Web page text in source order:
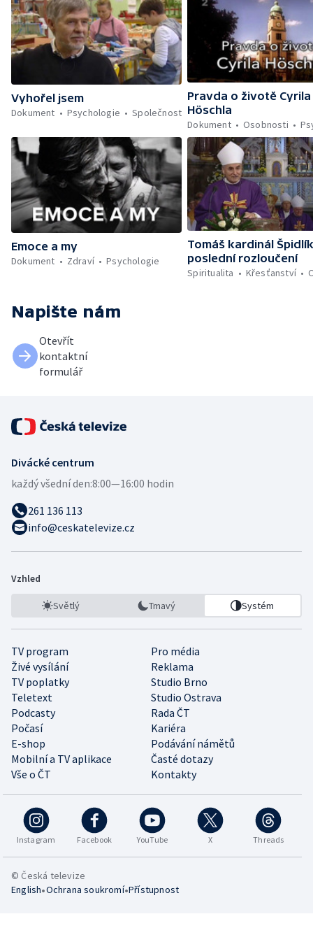
Vyhořel jsem
Dokument
Psychologie Společnost
Pravda o životě Cyrila
Höschla
Dokument
Osobnosti
Emoce a my
Dokument
Zdraví Psychologie
Tomáš kardinál
poslední rozloučení
Spiritualita
Křesťanství
Napište nám
Otevřít
kontaktní
formulář
Divácké centrum
každý všední den:8:00—16:00 hodin
261 136 113
info@ceskatelevize.cz
Vzhled
Světlý Tmavý Systém
TV program
Pro média
Živé vysílání
Reklama
TV poplatky
Studio Brno
Teletext
Studio Ostrava
Podcasty
Rada ČT
Počasí
Kariéra
E-shop
Podávání námětů
Mobilní a TV aplikace
Časté dotazy
Vše o ČT
Kontakty
Instagram Facebook YouTube X Threads
© Česká televize
English•Ochrana soukromí•Přístupnost